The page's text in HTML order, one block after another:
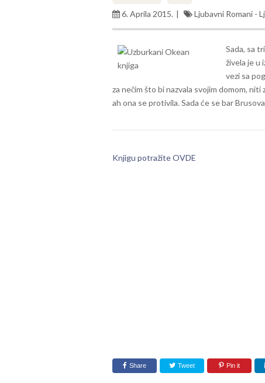
6. Aprila 2015.
Ljubavni Romani -
Sada, sa
živela je u
vezi sa
za nečim što bi nazvala svojim domom,
ah ona se protivila. Sada će se bar
Knjigu potražite OVDE
Share Tweet Pin it